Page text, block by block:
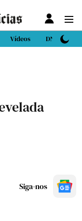
Vídeos DN Sport
Siga-nos